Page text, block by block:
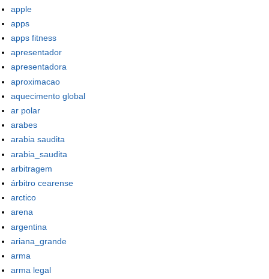
apple
apps
apps fitness
apresentador
apresentadora
aproximacao
aquecimento global
ar polar
arabes
arabia saudita
arabia_saudita
arbitragem
árbitro cearense
arctico
arena
argentina
ariana_grande
arma
arma legal